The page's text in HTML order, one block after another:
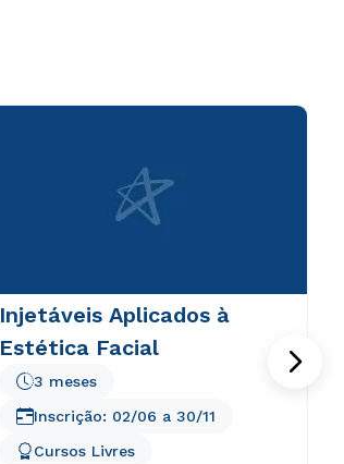
Injetáveis Aplicados à
Estética Facial
3 meses
Cursos Livres
Inscrição: 02/06 a 30/11